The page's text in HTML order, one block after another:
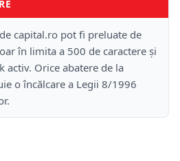
capital.ro pot fi preluate de
în limita a 500 de caractere și
activ. Orice abatere de la
o încălcare a Legii 8/1996